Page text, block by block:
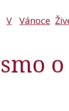
V Vánoce